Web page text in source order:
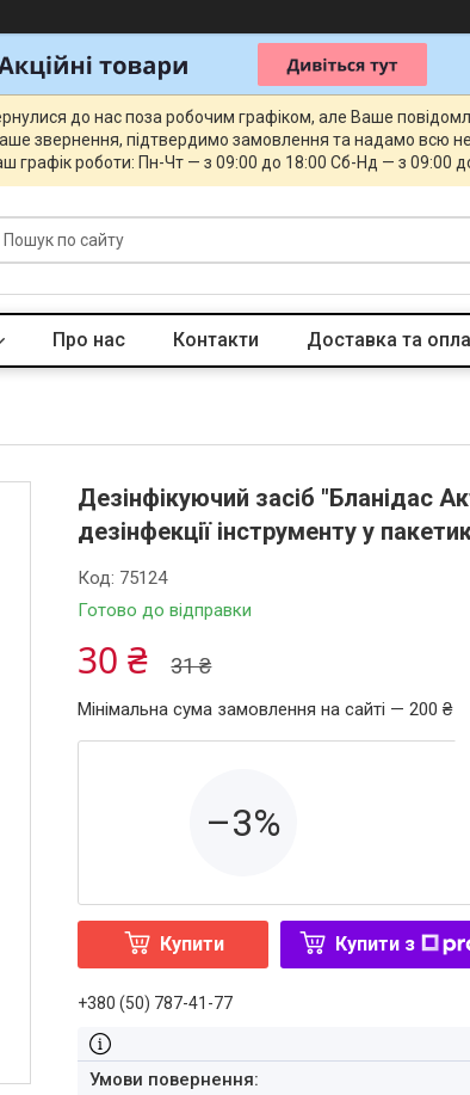
до нас поза робочим графіком, але Ваше
звернення, підтвердимо замовлення та надамо всю
графік роботи: Пн-Чт — з 09:00 до 18:00 Сб-Нд — з 09:00
Про нас Контакти Доставка та
Дезінфікуючий засіб "Бланідас
дезінфекції інструменту у
Готово до відправки
Код: 75124
31 ₴
30 ₴
Мінімальна сума замовлення на сайті — 200 ₴
–3%
Купити Купити з
+380 (50) 787-41-77